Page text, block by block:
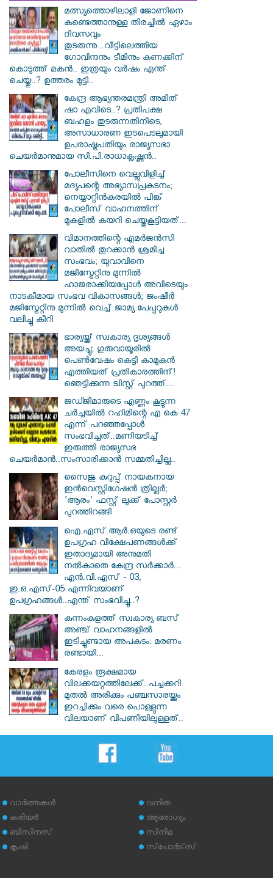
മത്സ്യത്തൊഴിലാളി ജോണിനെ
കണ്ടെത്താനുള്ള തിരച്ചിൽ ഏഴാം
ദിവസവും
തുടരുന്നു...വീട്ടിലെത്തിയ
ഗോവിന്ദനും ടീമിനും കണക്കിന്
കൊടുത്ത് മകൻ.. ഇത്രയും വർഷം എന്ത്
ചെയ്തു..? ഉത്തരം മുട്ടി..
കേന്ദ്ര ആഭ്യന്തരമന്ത്രി അമിത്
ഷാ എവിടെ..? പ്രതിപക്ഷ
ബഹളം തുടരുന്നതിനിടെ,
അസാധാരണ ഇടപെടലുമായി
ഉപരാഷ്ട്രപതിയും രാജ്യസഭാ
ചെയർമാനുമായ സി.പി.രാധാകൃഷ്ണൻ..
പോലീസിനെ വെല്ലുവിളിച്ച്
മദ്യപന്റെ അഭ്യാസപ്രകടനം;
നെയ്യാറ്റിൻകരയിൽ പിങ്ക്
പോലീസ് വാഹനത്തിന്
മുകളിൽ കയറി ചെയ്തുകൂട്ടിയത്...
വിമാനത്തിന്റെ എമർജൻസി
വാതിൽ തുറക്കാൻ ശ്രമിച്ച
സംഭവം; യുവാവിനെ
മജിസ്ട്രേറ്റിനു മുന്നിൽ
ഹാജരാക്കിയപ്പോൾ അവിടെയും
നാടകീമായ സംഭവ വികാസങ്ങൾ; ജംഷീർ
മജിസ്ട്രേറ്റിനു മുന്നിൽ വെച്ച് ജാമ്യ പേപ്പറുകൾ
വലിച്ചു കീറി
ഭാര്യയ്ക്ക് സ്വകാര്യ ദൃശ്യങ്ങൾ
അയച്ചു; ഗുരുവായൂരിൽ
പെൺവേഷം കെട്ടി കാമുകൻ
എത്തിയത് പ്രതികാരത്തിന്!
ഞെട്ടിക്കുന്ന ട്വിസ്റ്റ് പുറത്ത്...
ജഡ്ജിമാരുടെ എണ്ണം കൂട്ടുന്ന
ചർച്ചയിൽ റഹിമിന്റെ എ കെ 47
എന്ന് പറഞ്ഞപ്പോൾ
സംഭവിച്ചത്..മണിയടിച്ച്
ഇരുത്തി രാജ്യസഭ
ചെയർമാൻ..സംസാരിക്കാൻ സമ്മതിച്ചില്ല..
സൈജു കുറുപ്പ് നായകനായ
ഇൻവെസ്റ്റിഗേഷൻ ത്രില്ലർ;
'ആരം' ഫസ്റ്റ് ലുക്ക് പോസ്റ്റർ
പുറത്തിറങ്ങി
ഐ.എസ്.ആർ.ഒയുടെ രണ്ട്
ഉപഗ്രഹ വിക്ഷേപണങ്ങൾക്ക്
ഇതാദ്യമായി അനുമതി
നൽകാതെ കേന്ദ്ര സർക്കാർ...
എൻ.വി.എസ് - 03,
ഇ.ഒ.എസ്-05 എന്നിവയാണ്
ഉപഗ്രഹങ്ങൾ..എന്ത് സംഭവിച്ചു..?
കുന്നംകുളത്ത് സ്വകാര്യ ബസ്
അഞ്ച് വാഹനങ്ങളിൽ
ഇടിച്ചുണ്ടായ അപകടം: മരണം
രണ്ടായി...
കേരളം രൂക്ഷമായ
വിലക്കയറ്റത്തിലേക്ക്..പച്ചക്കറി
മുതൽ അരിക്കും പഞ്ചസാരയ്ക്കും
ഇറച്ചിക്കും വരെ പൊള്ളുന്ന
വിലയാണ് വിപണിയിലുള്ളത്..
വാര്‍ത്തകള്‍
കരിയര്‍
ബിസിനസ്
കൃഷി
വനിത
ആരോഗ്യം
സിനിമ
സ്‌പോര്‍ട്‌സ്